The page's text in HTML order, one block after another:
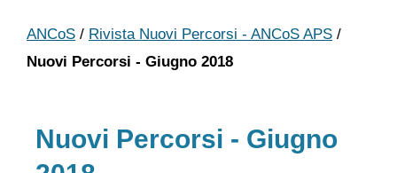
ANCoS / Rivista Nuovi Percorsi - ANCoS APS /
Nuovi Percorsi - Giugno 2018
Nuovi Percorsi - Giugno